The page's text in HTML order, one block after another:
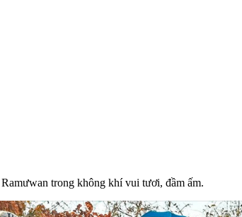
trong không khí vui tươi, đầm ấm.